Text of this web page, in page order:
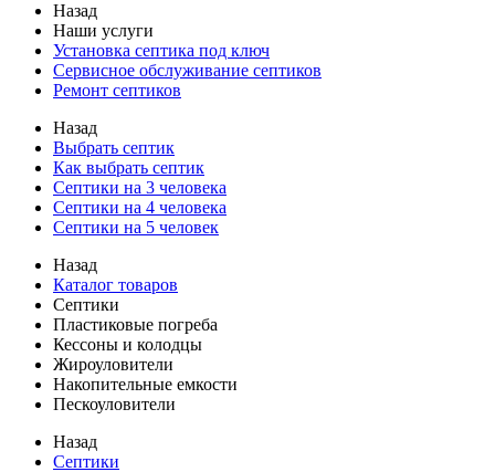
Назад
Наши услуги
Установка септика под ключ
Сервисное обслуживание септиков
Ремонт септиков
Назад
Выбрать септик
Как выбрать септик
Септики на 3 человека
Септики на 4 человека
Септики на 5 человек
Назад
Каталог товаров
Септики
Пластиковые погреба
Кессоны и колодцы
Жироуловители
Накопительные емкости
Пескоуловители
Назад
Септики